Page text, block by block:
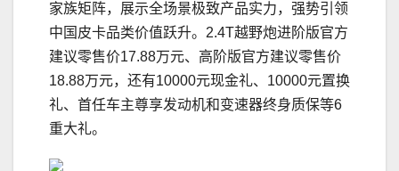
家族矩阵，展示全场景极致产品实力，强势引领
中国皮卡品类价值跃升。2.4T越野炮进阶版官方
建议零售价17.88万元、高阶版官方建议零售价
18.88万元，还有10000元现金礼、10000元置换
礼、首任车主尊享发动机和变速器终身质保等6
重大礼。